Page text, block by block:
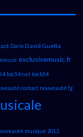
Dario David Guetta
exclusivemusic.fr
loic54.net loicb54
contact nouveauté fg
musique 2012